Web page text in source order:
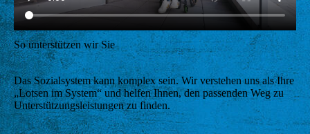
So unterstützen wir Sie
Das Sozialsystem kann komplex sein. Wir verstehen uns als Ihre
„Lotsen im System“ und helfen Ihnen, den passenden Weg zu
Unterstützungsleistungen zu finden.